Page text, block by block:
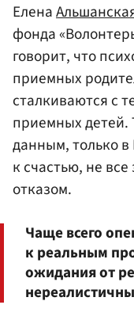
Елена
фонда
говорит, что
приемных
сталкиваются с
приемных детей.
данным, только
к счастью, не
отказом.
Чаще всего
к реальным
ожидания от